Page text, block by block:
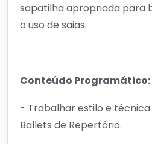
sapatilha apropriada para
o uso de saias.
Conteúdo Programático:
- Trabalhar estilo e
Ballets de Repertório.